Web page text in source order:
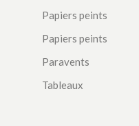
Papiers peints
Papiers peints
Paravents
Tableaux